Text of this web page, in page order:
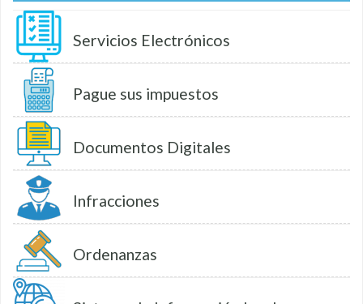
Servicios Electrónicos
Pague sus impuestos
Documentos Digitales
Infracciones
Ordenanzas